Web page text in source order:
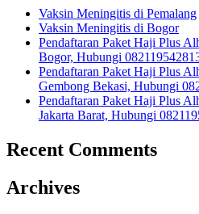
Vaksin Meningitis di Pemalang
Vaksin Meningitis di Bogor
Pendaftaran Paket Haji Plus
Bogor, Hubungi
Pendaftaran Paket Haji Plus
Gembong Bekasi, Hubungi
Pendaftaran Paket Haji Plus
Jakarta Barat, Hubungi
Recent Comments
Archives